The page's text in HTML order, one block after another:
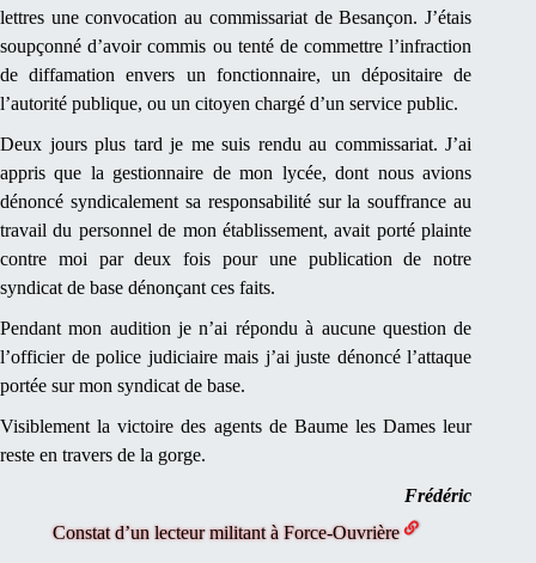
lettres une convocation au commissariat de Besançon. J’étais
soupçonné d’avoir commis ou tenté de commettre l’infraction
de diffamation envers un fonctionnaire, un dépositaire de
l’autorité publique, ou un citoyen chargé d’un service public.
Deux jours plus tard je me suis rendu au commissariat. J’ai
appris que la gestionnaire de mon lycée, dont nous avions
dénoncé syndicalement sa responsabilité sur la souffrance au
travail du personnel de mon établissement, avait porté plainte
contre moi par deux fois pour une publication de notre
syndicat de base dénonçant ces faits.
Pendant mon audition je n’ai répondu à aucune question de
l’officier de police judiciaire mais j’ai juste dénoncé l’attaque
portée sur mon syndicat de base.
Visiblement la victoire des agents de Baume les Dames leur
reste en travers de la gorge.
Frédéric
Constat d’un lecteur militant à Force-Ouvrière